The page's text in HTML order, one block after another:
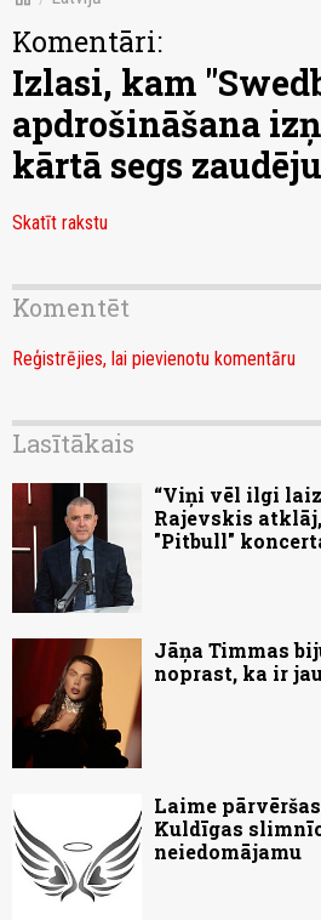
Komentāri:
Izlasi, kam
apdrošināšana
kārtā segs
Skatīt rakstu
Komentēt
Reģistrējies, lai pievienotu komentāru
Lasītākais
“Viņi vēl ilgi
Rajevskis
"Pitbull"
Jāņa Timmas
noprast, ka ir
Laime
Kuldīgas
neiedomājamu